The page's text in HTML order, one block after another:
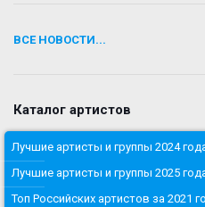
ВСЕ НОВОСТИ...
Каталог артистов
Лучшие артисты и группы 2024
Лучшие артисты и группы 2025
Топ Российских артистов за 2021